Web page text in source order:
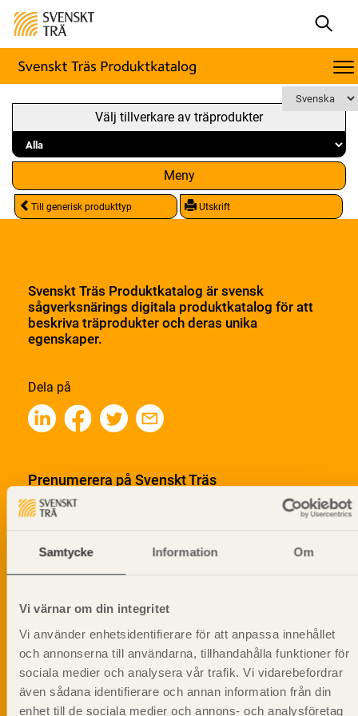
Samtycke Information Om
Vi värnar om din integritet
Vi använder enhetsidentifierare för att anpassa innehållet
och annonserna till användarna, tillhandahålla funktioner för
sociala medier och analysera vår trafik. Vi vidarebefordrar
även sådana identifierare och annan information från din
enhet till de sociala medier och annons- och analysföretag
Välj tillverkare av träprodukter
Meny
Till generisk produkttyp Utskrift
Svenskt Träs Produktkatalog är svensk
sågverksnärings digitala produktkatalog för att
beskriva träprodukter och deras unika
egenskaper.
Dela på
Prenumerera på Svenskt Träs
informationsutskick!